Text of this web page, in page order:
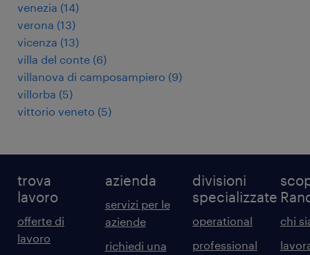
venezia (14)
verona (13)
vicenza (13)
villa del conte (6)
villanova di camposampiero (9)
villorba (5)
vittorio veneto (5)
trova
lavoro
offerte di
lavoro
azienda
servizi per le
aziende
richiedi una
divisioni
specializzate
operational
professional
chi